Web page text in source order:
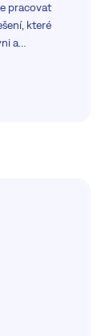
pracovat
které
a